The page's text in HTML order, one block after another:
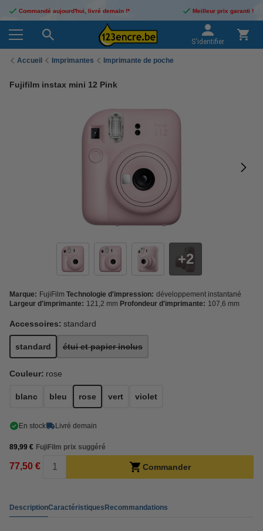
Commandé aujourd'hui, livré demain !* Meilleur prix garanti !
S'identifier
Accueil Imprimantes Imprimante de poche
Fujifilm instax mini 12 Pink
2
Marque: FujiFilm Technologie d'impression: développement instantané
Largeur d'imprimante: 121,2 mm Profondeur d'imprimante: 107,6 mm
Accessoires: standard
standard étui et papier inclus
Couleur: rose
blanc bleu rose vert violet
En stock Livré demain
89,99 € FujiFilm prix suggéré
77,50 € Commander
DescriptionCaractéristiquesRecommandations